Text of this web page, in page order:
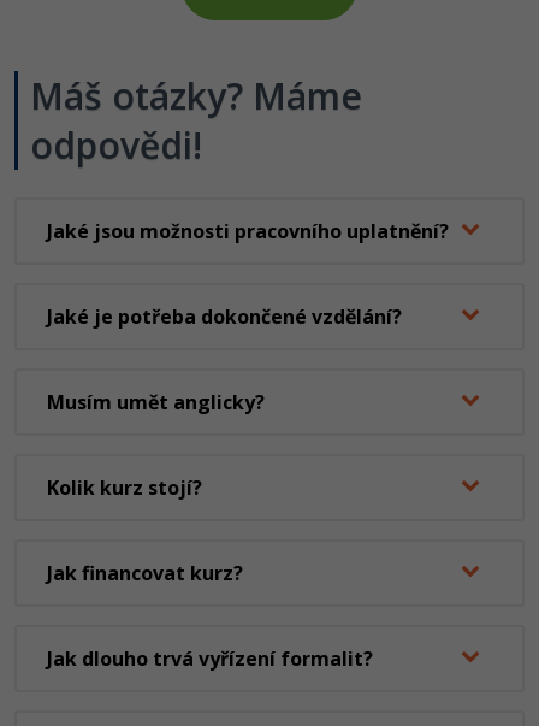
Máš otázky? Máme
odpovědi!
Jaké jsou možnosti pracovního uplatnění?
Jaké je potřeba dokončené vzdělání?
Musím umět anglicky?
Kolik kurz stojí?
Jak financovat kurz?
Jak dlouho trvá vyřízení formalit?